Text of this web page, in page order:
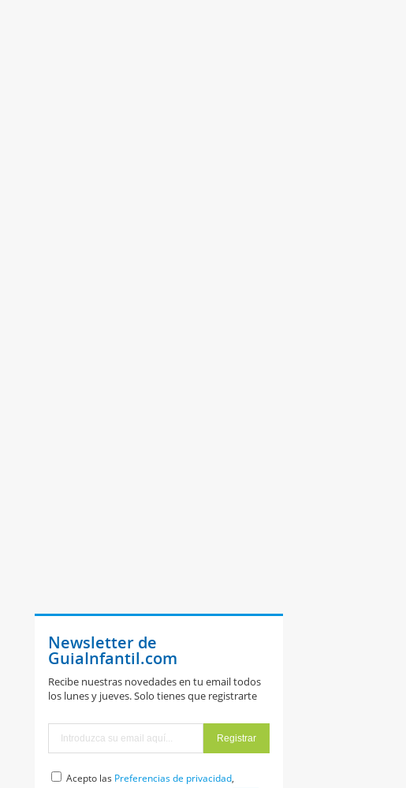
Newsletter de
GuiaInfantil.com
Recibe nuestras novedades en tu email todos
los lunes y jueves. Solo tienes que registrarte
Acepto las Preferencias de privacidad,